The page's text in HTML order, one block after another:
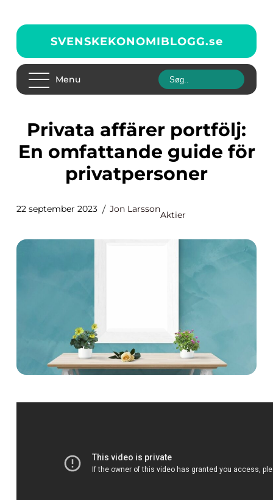
SVENSKEKONOMIBLOGG.se
Menu
Privata affärer portfölj:
En omfattande guide för
privatpersoner
22 september 2023 Jon Larsson
Aktier